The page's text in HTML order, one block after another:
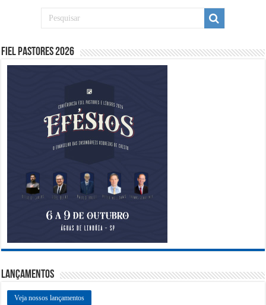
Fiel Pastores 2026
Lançamentos
Veja nossos lançamentos